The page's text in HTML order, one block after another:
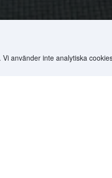
använder inte analytiska